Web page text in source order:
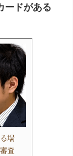
ードがある
場
査